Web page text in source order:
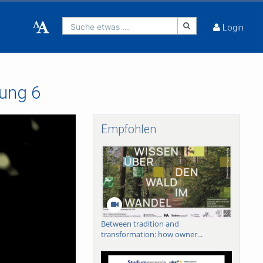
Suche etwas ... Login
6
Empfohlen
Between tradition and
transformation: how owner...